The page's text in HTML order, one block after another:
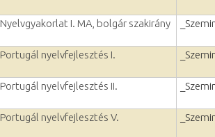
Nyelvgyakorlat I. MA, bolgár szakirány
Portugál nyelvfejlesztés I.
Portugál nyelvfejlesztés II.
Portugál nyelvfejlesztés V.